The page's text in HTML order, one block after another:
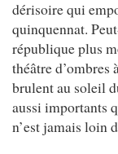
dérisoire qui
quinquennat.
république plus
théâtre d’ombres
brulent au soleil
aussi importants
n’est jamais loin